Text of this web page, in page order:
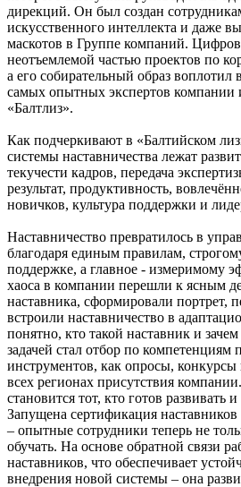
дирекций. Он был создан
искусственного интеллекта и даже
маскотов в Группе компаний.
неотъемлемой частью проектов по
а его собирательный образ воплотил
самых опытных экспертов компании
«Балтлиз».
Как подчеркивают в «Балтийском
системы наставничества лежат
текучести кадров, передача
результат, продуктивность,
новичков, культура поддержки и
Наставничество превратилось в
благодаря единым правилам,
поддержке, а главное - измеримому
хаоса в компании перешли к ясным
наставника, сформировали портрет,
встроили наставничество в
понятно, кто такой наставник и
задачей стал отбор по
инструментов, как опросы,
всех регионах присутствия
становится тот, кто готов развивать
Запущена сертификация наставников
– опытные сотрудники теперь не
обучать. На основе обратной связи
наставников, что обеспечивает
внедрения новой системы – она